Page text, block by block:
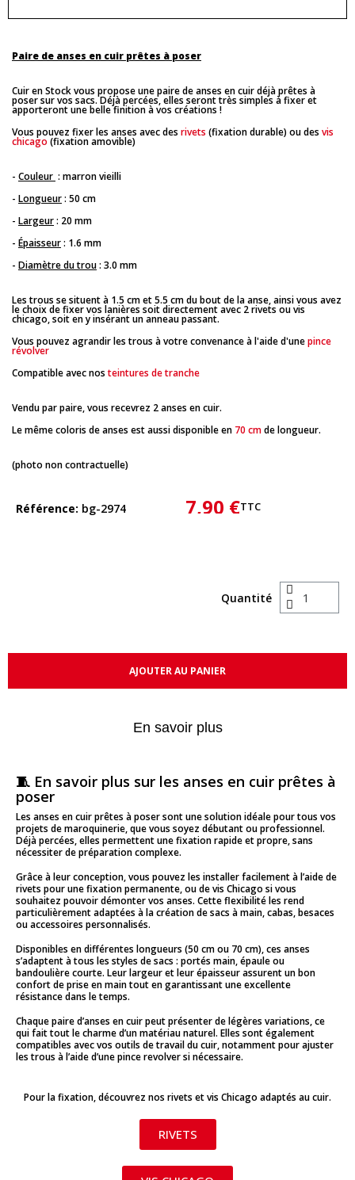
Paire de anses en cuir prêtes à poser
Cuir en Stock vous propose une paire de anses en cuir déjà prêtes à
poser sur vos sacs. Déjà percées, elles seront très simples à fixer et
apporteront une belle finition à vos créations !
Vous pouvez fixer les anses avec des rivets (fixation durable) ou des vis
chicago (fixation amovible)
- Couleur : marron vieilli
- Longueur: 50 cm
- Largeur: 20 mm
- Épaisseur: 1.6 mm
- Diamètre du trou: 3.0 mm
Les trous se situent à 1.5 cm et 5.5 cm du bout de la anse, ainsi vous avez
le choix de fixer vos lanières soit directement avec 2 rivets ou vis
chicago, soit en y insérant un anneau passant.
Vous pouvez agrandir les trous à votre convenance à l'aide d'unepince
révolver
Compatible avec nosteintures de tranche
Vendu par paire, vous recevrez 2 anses en cuir.
Le même coloris de anses est aussi disponible en 70 cmde longueur.
(photo non contractuelle)
Référence bg-2974 7,90 €TTC
Quantité
AJOUTER AU PANIER
En savoir plus
🧵 En savoir plus sur les anses en cuir prêtes à
poser
Les anses en cuir prêtes à poser sont une solution idéale pour tous vos
projets de maroquinerie, que vous soyez débutant ou professionnel.
Déjà percées, elles permettent une fixation rapide et propre, sans
nécessiter de préparation complexe.
Grâce à leur conception, vous pouvez les installer facilement à l’aide de
rivets pour une fixation permanente, ou de vis Chicago si vous
souhaitez pouvoir démonter vos anses. Cette flexibilité les rend
particulièrement adaptées à la création de sacs à main, cabas, besaces
ou accessoires personnalisés.
Disponibles en différentes longueurs (50 cm ou 70 cm), ces anses
s’adaptent à tous les styles de sacs : portés main, épaule ou
bandoulière courte. Leur largeur et leur épaisseur assurent un bon
confort de prise en main tout en garantissant une excellente
résistance dans le temps.
Chaque paire d’anses en cuir peut présenter de légères variations, ce
qui fait tout le charme d’un matériau naturel. Elles sont également
compatibles avec vos outils de travail du cuir, notamment pour ajuster
les trous à l’aide d’une pince revolver si nécessaire.
Pour la fixation, découvrez nos rivets et vis Chicago adaptés au cuir.
RIVETS